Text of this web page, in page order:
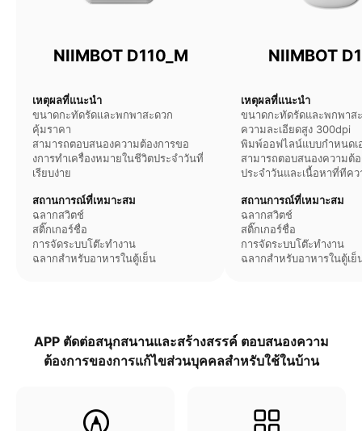
NIIMBOT D110_M
เหตุผลที่แนะนำ
ขนาดกะทัดรัดและพกพาสะดวก
คุ้มราคา
สามารถตอบสนองความต้องการขอ
งการทําเครื่องหมายในชีวิตประจําวันที่
เรียบง่าย
สถานการณ์ที่เหมาะสม​
ฉลากสวิตช์
สติ๊กเกอร์ชื่อ​
การจัดระบบโต๊ะทำงาน
ฉลากสำหรับอาหารในตู้เย็น
NIIMBOT
เหตุผลที่แนะนำ
ขนาดกะทัดรัดและพกพาส
ความละเอียดสูง 300dpi
พิมพ์ออฟไลน์แบบกำหนดเ
สามารถตอบสนองความต้
ประจําวันและเนื้อหาที่ทีค
สถานการณ์ที่เหมาะสม​
ฉลากสวิตช์
สติ๊กเกอร์ชื่อ​
การจัดระบบโต๊ะทำงาน
ฉลากสำหรับอาหารในตู้เย็
APP ตัดต่อสนุกสนานและสร้างสรรค์ ตอบสนองความ
ต้องการของการแก้ไขส่วนบุคคลสําหรับใช้ในบ้าน